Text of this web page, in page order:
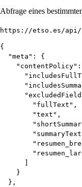
Abfrage eines
https://etso.es/api/
{
  "meta": {
"contentPolicy":
        "fullText",
        "text",
    }
  },